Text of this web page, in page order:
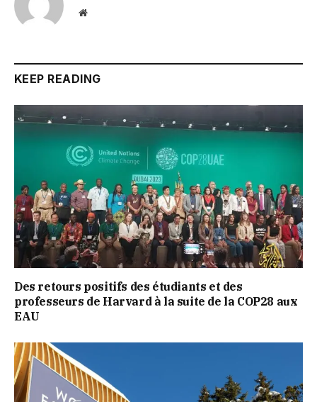
Website
KEEP READING
Des retours positifs des étudiants et des
professeurs de Harvard à la suite de la COP28 aux
EAU